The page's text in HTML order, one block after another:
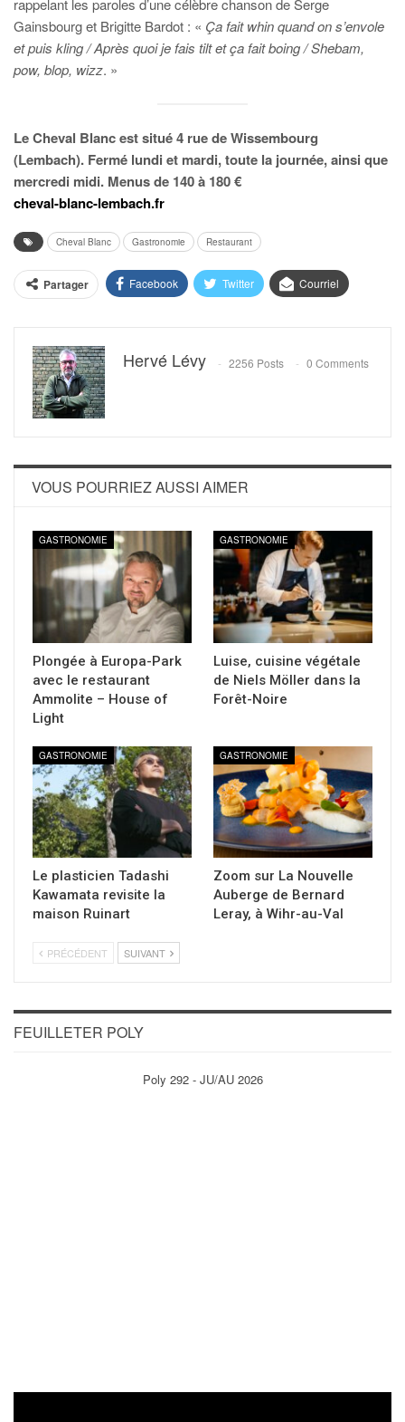
rappelant les paroles d’une célèbre chanson de Serge
Gainsbourg et Brigitte Bardot : « Ça fait whin quand on s’envole
et puis kling / Après quoi je fais tilt et ça fait boing / Shebam,
pow, blop, wizz. »
Le Cheval Blanc est situé 4 rue de Wissembourg
(Lembach). Fermé lundi et mardi, toute la journée, ainsi que
mercredi midi. Menus de 140 à 180 €
cheval-blanc-lembach.fr
Cheval Blanc Gastronomie Restaurant
Partager Facebook Twitter Courriel
Hervé Lévy 2256 Posts 0 Comments
VOUS POURRIEZ AUSSI AIMER
GASTRONOMIE
Plongée à Europa-Park
avec le restaurant
Ammolite – House of
Light
GASTRONOMIE
Luise, cuisine végétale
de Niels Möller dans la
Forêt-Noire
GASTRONOMIE
Le plasticien Tadashi
Kawamata revisite la
maison Ruinart
GASTRONOMIE
Zoom sur La Nouvelle
Auberge de Bernard
Leray, à Wihr-au-Val
PRÉCÉDENT SUIVANT
FEUILLETER POLY
Poly 292 - JU/AU 2026